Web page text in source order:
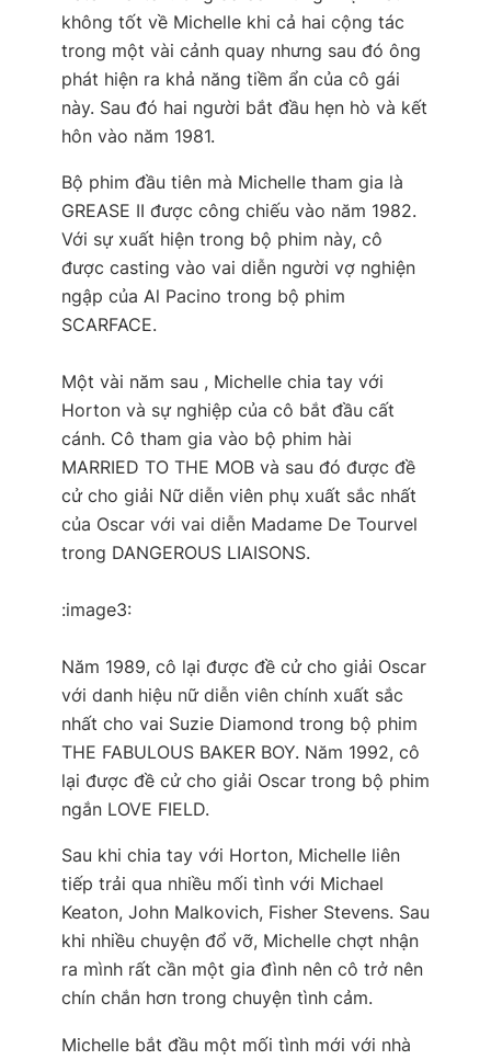
không tốt về Michelle khi cả hai cộng tác
trong một vài cảnh quay nhưng sau đó ông
phát hiện ra khả năng tiềm ẩn của cô gái
này. Sau đó hai người bắt đầu hẹn hò và kết
hôn vào năm 1981.
Bộ phim đầu tiên mà Michelle tham gia là
GREASE II được công chiếu vào năm 1982.
Với sự xuất hiện trong bộ phim này, cô
được casting vào vai diễn người vợ nghiện
ngập của Al Pacino trong bộ phim
SCARFACE.
Một vài năm sau , Michelle chia tay với
Horton và sự nghiệp của cô bắt đầu cất
cánh. Cô tham gia vào bộ phim hài
MARRIED TO THE MOB và sau đó được đề
cử cho giải Nữ diễn viên phụ xuất sắc nhất
của Oscar với vai diễn Madame De Tourvel
trong DANGEROUS LIAISONS.
:image3:
Năm 1989, cô lại được đề cử cho giải Oscar
với danh hiệu nữ diễn viên chính xuất sắc
nhất cho vai Suzie Diamond trong bộ phim
THE FABULOUS BAKER BOY. Năm 1992, cô
lại được đề cử cho giải Oscar trong bộ phim
ngắn LOVE FIELD.
Sau khi chia tay với Horton, Michelle liên
tiếp trải qua nhiều mối tình với Michael
Keaton, John Malkovich, Fisher Stevens. Sau
khi nhiều chuyện đổ vỡ, Michelle chợt nhận
ra mình rất cần một gia đình nên cô trở nên
chín chắn hơn trong chuyện tình cảm.
Michelle bắt đầu một mối tình mới với nhà